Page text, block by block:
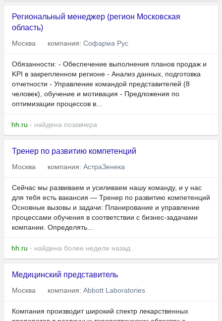
Региональный менеджер (регион Московская
область)
Москва компания: Софарма Рус
Обязанности: ​​​​- Обеспечение выполнения планов продаж и
KPI в закрепленном регионе - Анализ данных, подготовка
отчетности - Управление командой представителей (8
человек), обучение и мотивация - Предложения по
оптимизации процессов в...
hh.ru - найдена позавчера
Тренер по развитию компетенций
Москва компания: АстраЗенека
Сейчас мы развиваем и усиливаем нашу команду, и у нас
для тебя есть вакансия — Тренер по развитию компетенций
Основные вызовы и задачи: Планирование и управление
процессами обучения в соответствии с бизнес-задачами
компании. Определять...
hh.ru - найдена более недели назад
Медицинский представитель
Москва компания: Abbott Laboratories
Компания производит широкий спектр лекарственных